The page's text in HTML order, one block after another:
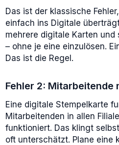
Das ist der klassische
einfach ins Digitale
mehrere digitale Karten und
– ohne je eine einzulösen.
Das ist die Regel.
Fehler 2: Mitarbeitende
Eine digitale Stempelkarte
Mitarbeitenden in allen
funktioniert. Das klingt
oft unterschätzt. Plane eine